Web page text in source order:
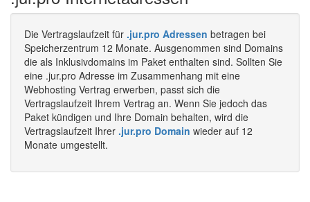
Die Vertragslaufzeit für .jur.pro Adressen betragen bei
Speicherzentrum 12 Monate. Ausgenommen sind Domains
die als Inklusivdomains im Paket enthalten sind. Sollten Sie
eine .jur.pro Adresse im Zusammenhang mit eine
Webhosting Vertrag erwerben, passt sich die
Vertragslaufzeit Ihrem Vertrag an. Wenn Sie jedoch das
Paket kündigen und Ihre Domain behalten, wird die
Vertragslaufzeit Ihrer .jur.pro Domain wieder auf 12
Monate umgestellt.